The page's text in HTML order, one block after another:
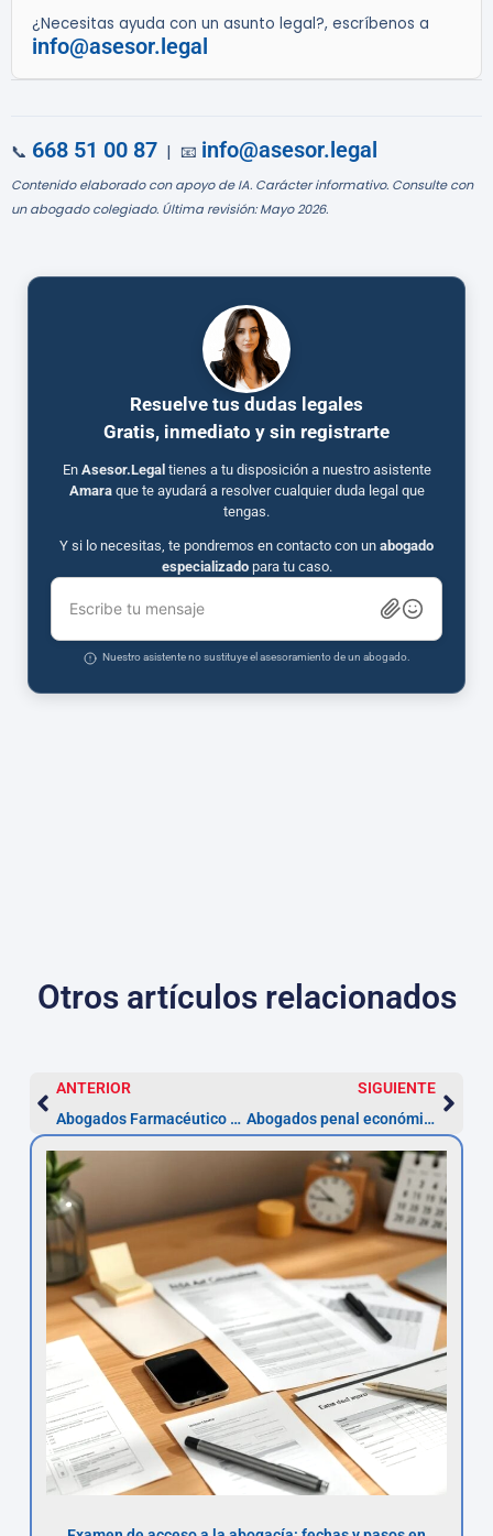
¿Necesitas ayuda con un asunto legal?, escríbenos a
info@asesor.legal
📞 668 51 00 87 | 📧 info@asesor.legal
Contenido elaborado con apoyo de IA. Carácter informativo. Consulte con
un abogado colegiado. Última revisión: Mayo 2026.
Resuelve tus dudas legales
Gratis, inmediato y sin registrarte
En Asesor.Legal tienes a tu disposición a nuestro asistente
Amaraque te ayudará a resolver cualquier duda legal que
tengas.
Y si lo necesitas, te pondremos en contacto con un abogado
especializadopara tu caso.
Escribe tu mensaje
Nuestro asistente no sustituye el asesoramiento de un abogado.
Otros artículos relacionados
ANTERIOR
Abogados Farmacéutico en Hospitalet — Alegaciones 15-30 días
SIGUIENTE
Abogados penal económico en L’Hospitalet — Defensa 24h y 72h